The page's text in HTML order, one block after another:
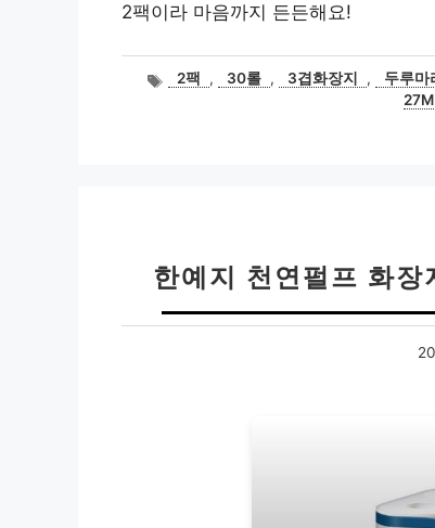
2팩이라 마음까지 든든해요!
태2팩 , 30롤 , 3겹화장지 , 두루마
27M
한예지 천연펄프 화